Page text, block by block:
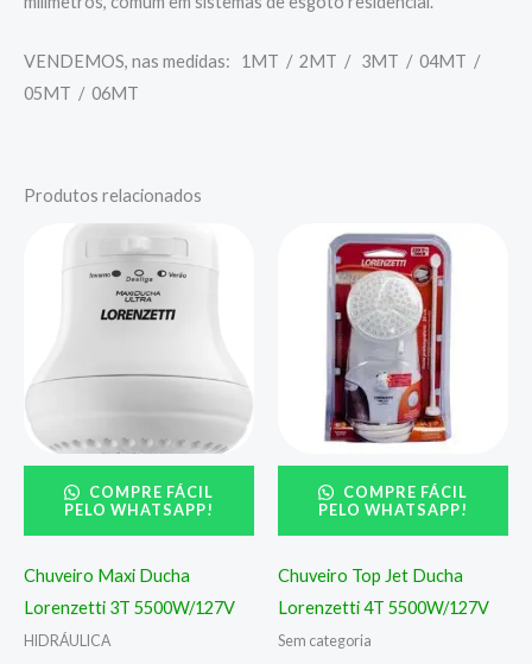
VENDEMOS, nas medidas: 1MT / 2MT / 3MT / 04MT /
05MT / 06MT
Produtos relacionados
COMPRE FÁCIL
PELO WHATSAPP!
Chuveiro Maxi Ducha
Lorenzetti 3T 5500W/127V
HIDRÁULICA
COMPRE FÁCIL
PELO WHATSAPP!
Chuveiro Top Jet Ducha
Lorenzetti 4T 5500W/127V
Sem categoria